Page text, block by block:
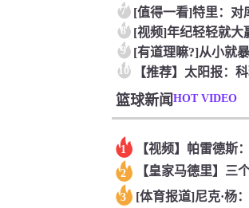
7
8
9
10
篮球新闻 HOT VIDEO
1
2
3